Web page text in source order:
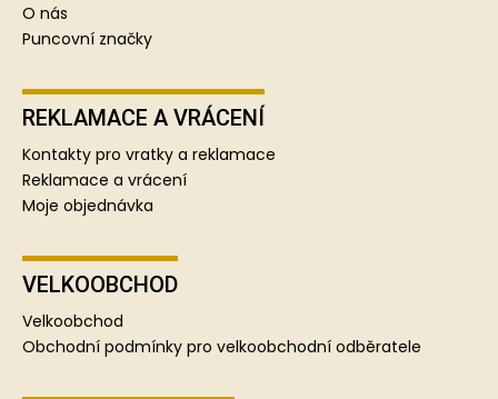
O nás
Puncovní značky
REKLAMACE A VRÁCENÍ
Kontakty pro vratky a reklamace
Reklamace a vrácení
Moje objednávka
VELKOOBCHOD
Velkoobchod
Obchodní podmínky pro velkoobchodní odběratele